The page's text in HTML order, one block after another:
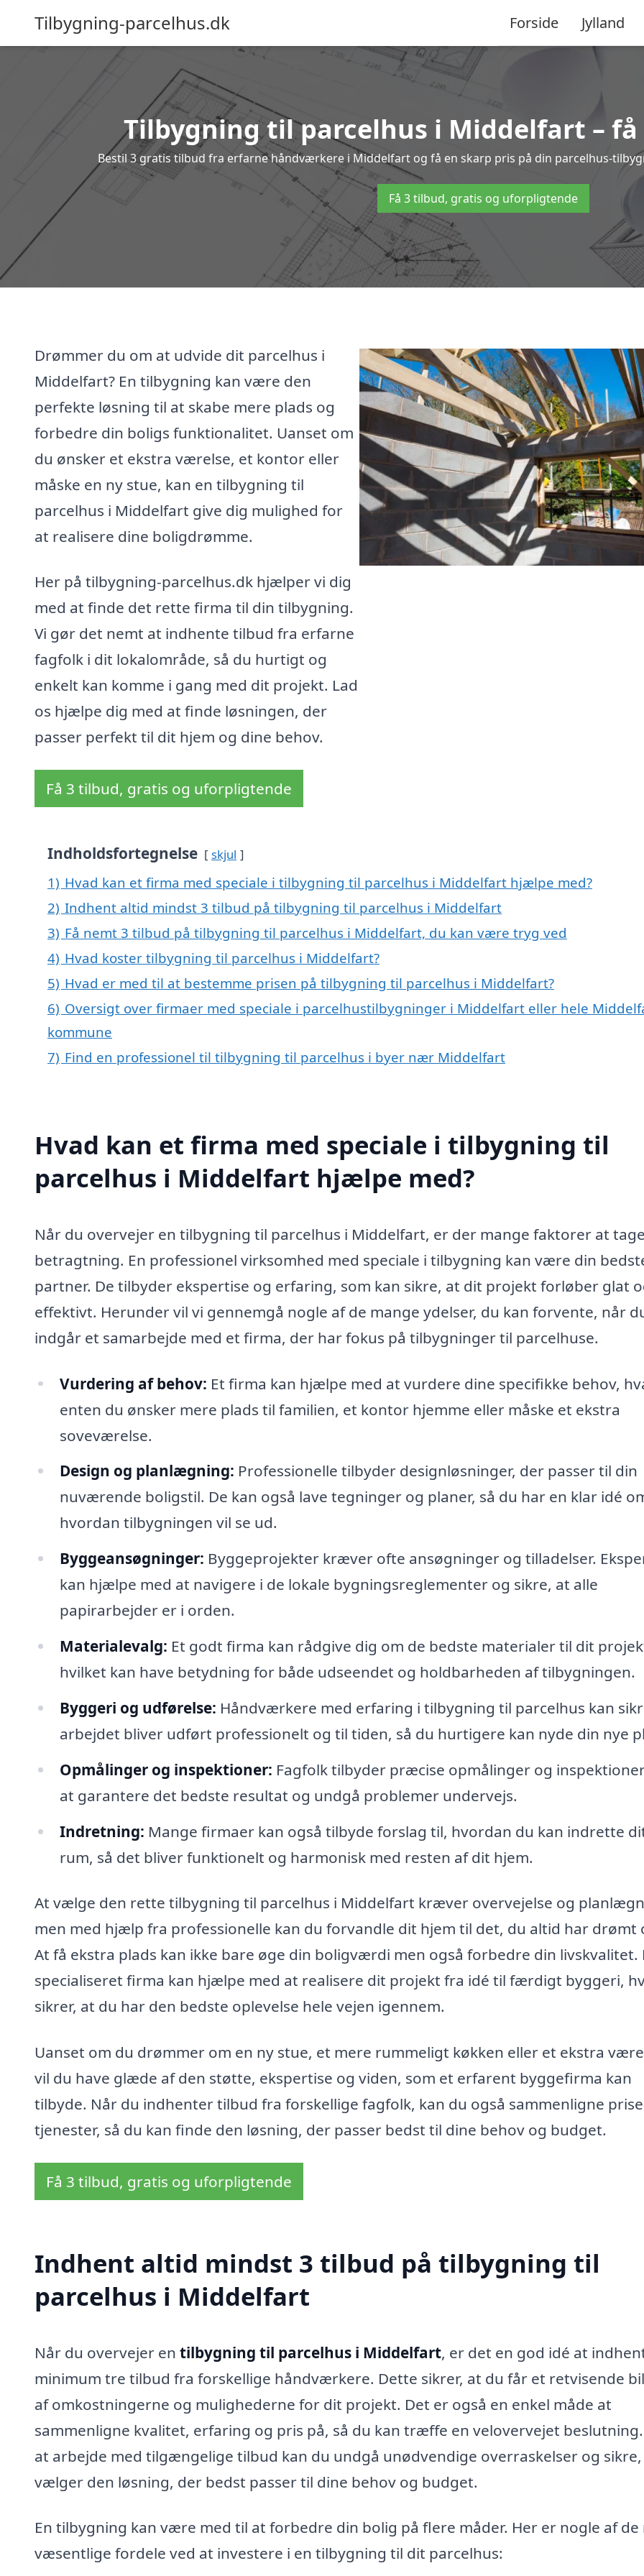
Tilbygning-parcelhus.dk Forside Jylland
Tilbygning til parcelhus i Middelfart –
Bestil 3 gratis tilbud fra erfarne håndværkere i Middelfart og få en skarp pris på din parcelhus-
Få 3 tilbud, gratis og uforpligtende
Drømmer du om at udvide dit parcelhus i
Middelfart? En tilbygning kan være den
perfekte løsning til at skabe mere plads og
forbedre din boligs funktionalitet. Uanset om
du ønsker et ekstra værelse, et kontor eller
måske en ny stue, kan en tilbygning til
parcelhus i Middelfart give dig mulighed for
at realisere dine boligdrømme.
Her på tilbygning-parcelhus.dk hjælper vi dig
med at finde det rette firma til din tilbygning.
Vi gør det nemt at indhente tilbud fra erfarne
fagfolk i dit lokalområde, så du hurtigt og
enkelt kan komme i gang med dit projekt. Lad
os hjælpe dig med at finde løsningen, der
passer perfekt til dit hjem og dine behov.
Få 3 tilbud, gratis og uforpligtende
Indholdsfortegnelse skjul
1) Hvad kan et firma med speciale i tilbygning til parcelhus i Middelfart hjælpe med?
2) Indhent altid mindst 3 tilbud på tilbygning til parcelhus i Middelfart
3) Få nemt 3 tilbud på tilbygning til parcelhus i Middelfart, du kan være tryg ved
4) Hvad koster tilbygning til parcelhus i Middelfart?
5) Hvad er med til at bestemme prisen på tilbygning til parcelhus i Middelfart?
6) Oversigt over firmaer med speciale i parcelhustilbygninger i Middelfart eller hele
kommune
7) Find en professionel til tilbygning til parcelhus i byer nær Middelfart
Hvad kan et firma med speciale i tilbygning til
parcelhus i Middelfart hjælpe med?
Når du overvejer en tilbygning til parcelhus i Middelfart, er der mange faktorer at
betragtning. En professionel virksomhed med speciale i tilbygning kan være din
partner. De tilbyder ekspertise og erfaring, som kan sikre, at dit projekt forløber glat
effektivt. Herunder vil vi gennemgå nogle af de mange ydelser, du kan forvente, når
indgår et samarbejde med et firma, der har fokus på tilbygninger til parcelhuse.
Vurdering af behov: Et firma kan hjælpe med at vurdere dine specifikke behov,
enten du ønsker mere plads til familien, et kontor hjemme eller måske et ekstra
soveværelse.
Design og planlægning: Professionelle tilbyder designløsninger, der passer til din
nuværende boligstil. De kan også lave tegninger og planer, så du har en klar idé
hvordan tilbygningen vil se ud.
Byggeansøgninger: Byggeprojekter kræver ofte ansøgninger og tilladelser.
kan hjælpe med at navigere i de lokale bygningsreglementer og sikre, at alle
papirarbejder er i orden.
Materialevalg: Et godt firma kan rådgive dig om de bedste materialer til dit
hvilket kan have betydning for både udseendet og holdbarheden af tilbygningen.
Byggeri og udførelse: Håndværkere med erfaring i tilbygning til parcelhus kan
arbejdet bliver udført professionelt og til tiden, så du hurtigere kan nyde din nye
Opmålinger og inspektioner: Fagfolk tilbyder præcise opmålinger og
at garantere det bedste resultat og undgå problemer undervejs.
Indretning: Mange firmaer kan også tilbyde forslag til, hvordan du kan indrette
rum, så det bliver funktionelt og harmonisk med resten af dit hjem.
At vælge den rette tilbygning til parcelhus i Middelfart kræver overvejelse og
men med hjælp fra professionelle kan du forvandle dit hjem til det, du altid har drømt
At få ekstra plads kan ikke bare øge din boligværdi men også forbedre din livskvalitet.
specialiseret firma kan hjælpe med at realisere dit projekt fra idé til færdigt byggeri,
sikrer, at du har den bedste oplevelse hele vejen igennem.
Uanset om du drømmer om en ny stue, et mere rummeligt køkken eller et ekstra
vil du have glæde af den støtte, ekspertise og viden, som et erfarent byggefirma kan
tilbyde. Når du indhenter tilbud fra forskellige fagfolk, kan du også sammenligne
tjenester, så du kan finde den løsning, der passer bedst til dine behov og budget.
Få 3 tilbud, gratis og uforpligtende
Indhent altid mindst 3 tilbud på tilbygning til
parcelhus i Middelfart
Når du overvejer en tilbygning til parcelhus i Middelfart, er det en god idé at
minimum tre tilbud fra forskellige håndværkere. Dette sikrer, at du får et retvisende
af omkostningerne og mulighederne for dit projekt. Det er også en enkel måde at
sammenligne kvalitet, erfaring og pris på, så du kan træffe en velovervejet beslutning.
at arbejde med tilgængelige tilbud kan du undgå unødvendige overraskelser og
vælger den løsning, der bedst passer til dine behov og budget.
En tilbygning kan være med til at forbedre din bolig på flere måder. Her er nogle af de
væsentlige fordele ved at investere i en tilbygning til dit parcelhus: